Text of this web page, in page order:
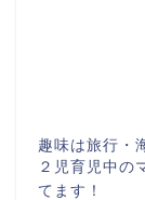
趣味は旅行・
２児育児中の
てます！